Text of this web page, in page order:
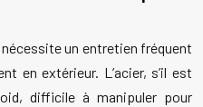
un entretien fréquent
en extérieur. L’acier, s’il est
difficile à manipuler pour